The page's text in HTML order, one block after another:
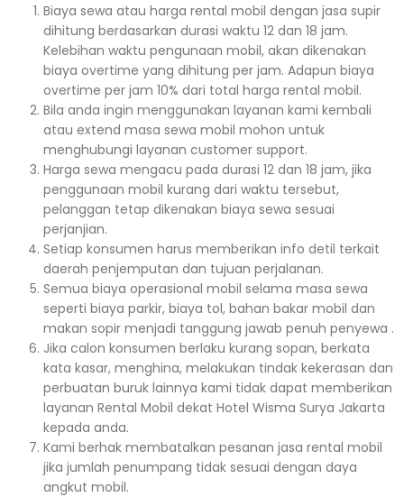
Biaya sewa atau harga rental mobil dengan jasa supir
dihitung berdasarkan durasi waktu 12 dan 18 jam.
Kelebihan waktu pengunaan mobil, akan dikenakan
biaya overtime yang dihitung per jam. Adapun biaya
overtime per jam 10% dari total harga rental mobil.
Bila anda ingin menggunakan layanan kami kembali
atau extend masa sewa mobil mohon untuk
menghubungi layanan customer support.
Harga sewa mengacu pada durasi 12 dan 18 jam, jika
penggunaan mobil kurang dari waktu tersebut,
pelanggan tetap dikenakan biaya sewa sesuai
perjanjian.
Setiap konsumen harus memberikan info detil terkait
daerah penjemputan dan tujuan perjalanan.
Semua biaya operasional mobil selama masa sewa
seperti biaya parkir, biaya tol, bahan bakar mobil dan
makan sopir menjadi tanggung jawab penuh penyewa .
Jika calon konsumen berlaku kurang sopan, berkata
kata kasar, menghina, melakukan tindak kekerasan dan
perbuatan buruk lainnya kami tidak dapat memberikan
layanan Rental Mobil dekat Hotel Wisma Surya Jakarta
kepada anda.
Kami berhak membatalkan pesanan jasa rental mobil
jika jumlah penumpang tidak sesuai dengan daya
angkut mobil.